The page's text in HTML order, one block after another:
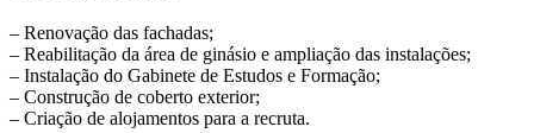
– Renovação das fachadas;
– Reabilitação da área de ginásio e ampliação das instalações;
– Instalação do Gabinete de Estudos e Formação;
– Construção de coberto exterior;
– Criação de alojamentos para a recruta.